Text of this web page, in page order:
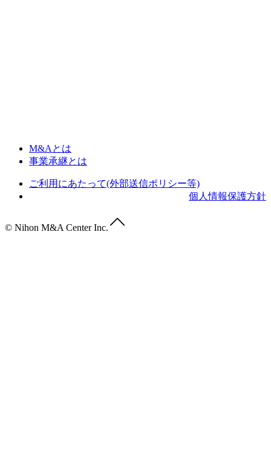
M&Aとは
事業承継とは
ご利用にあたって(外部送信ポリシー等)
個人情報保護方針
© Nihon M&A Center Inc.